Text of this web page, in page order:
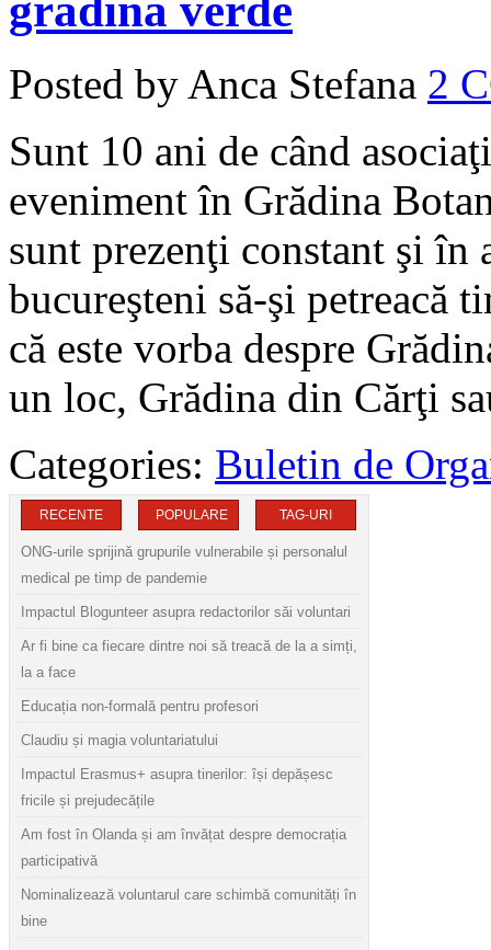
Posted by Anca Stefana 2
Sunt 10 ani de când
eveniment în Grădina
sunt prezenţi constant şi
bucureşteni să-şi
că este vorba despre
un loc, Grădina din Cărţi
Categories: Buletin de
RECENTE POPULARE TAG-URI
ONG-urile sprijină grupurile vulnerabile și personalul
medical pe timp de pandemie
Impactul Blogunteer asupra redactorilor săi voluntari
Ar fi bine ca fiecare dintre noi să treacă de la a simți,
la a face
Educația non-formală pentru profesori
Claudiu și magia voluntariatului
Impactul Erasmus+ asupra tinerilor: își depășesc
fricile și prejudecățile
Am fost în Olanda și am învățat despre democrația
participativă
Nominalizează voluntarul care schimbă comunități în
bine